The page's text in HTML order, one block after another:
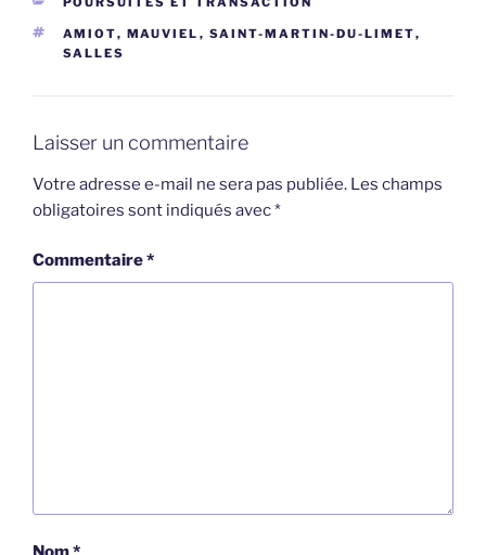
ÉTIQUETTES
AMIOT, MAUVIEL , SAINT-MARTIN-DU-LIMET,
SALLES
Laisser un commentaire
Votre adresse e-mail ne sera pas publiée. Les champs
obligatoires sont indiqués avec*
Commentaire*